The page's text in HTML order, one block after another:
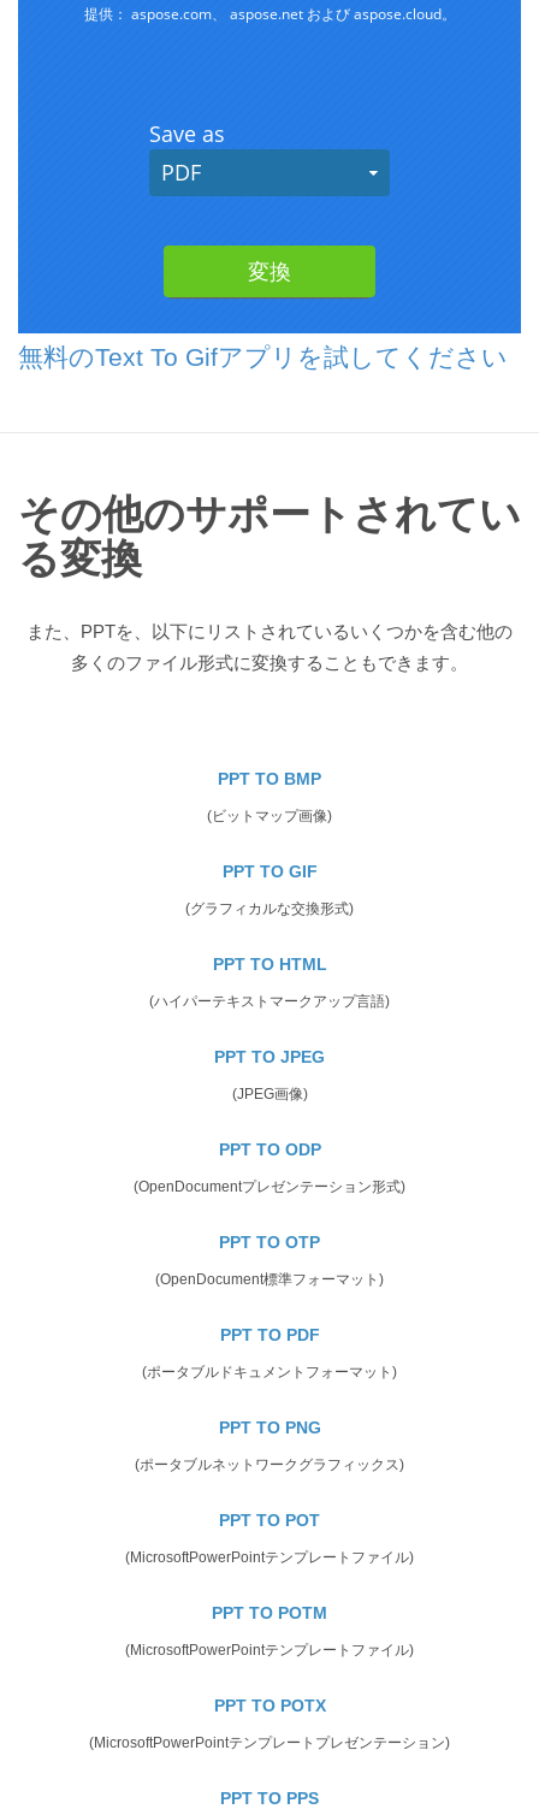
無料のText To Gifアプリを試してください
その他のサポートされてい
る変換
また、PPTを、以下にリストされているいくつかを含む他の
多くのファイル形式に変換することもできます。
PPT TO BMP
(ビットマップ画像)
PPT TO GIF
(グラフィカルな交換形式)
PPT TO HTML
(ハイパーテキストマークアップ言語)
PPT TO JPEG
(JPEG画像)
PPT TO ODP
(OpenDocumentプレゼンテーション形式)
PPT TO OTP
(OpenDocument標準フォーマット)
PPT TO PDF
(ポータブルドキュメントフォーマット)
PPT TO PNG
(ポータブルネットワークグラフィックス)
PPT TO POT
(MicrosoftPowerPointテンプレートファイル)
PPT TO POTM
(MicrosoftPowerPointテンプレートファイル)
PPT TO POTX
(MicrosoftPowerPointテンプレートプレゼンテーション)
PPT TO PPS